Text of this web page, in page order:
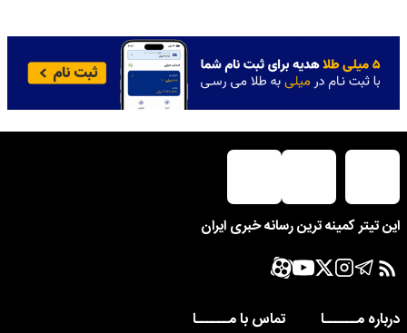
این تیتر کمینه ترین رسانه خبری ایران
درباره مــــــا
تماس با مــــــا